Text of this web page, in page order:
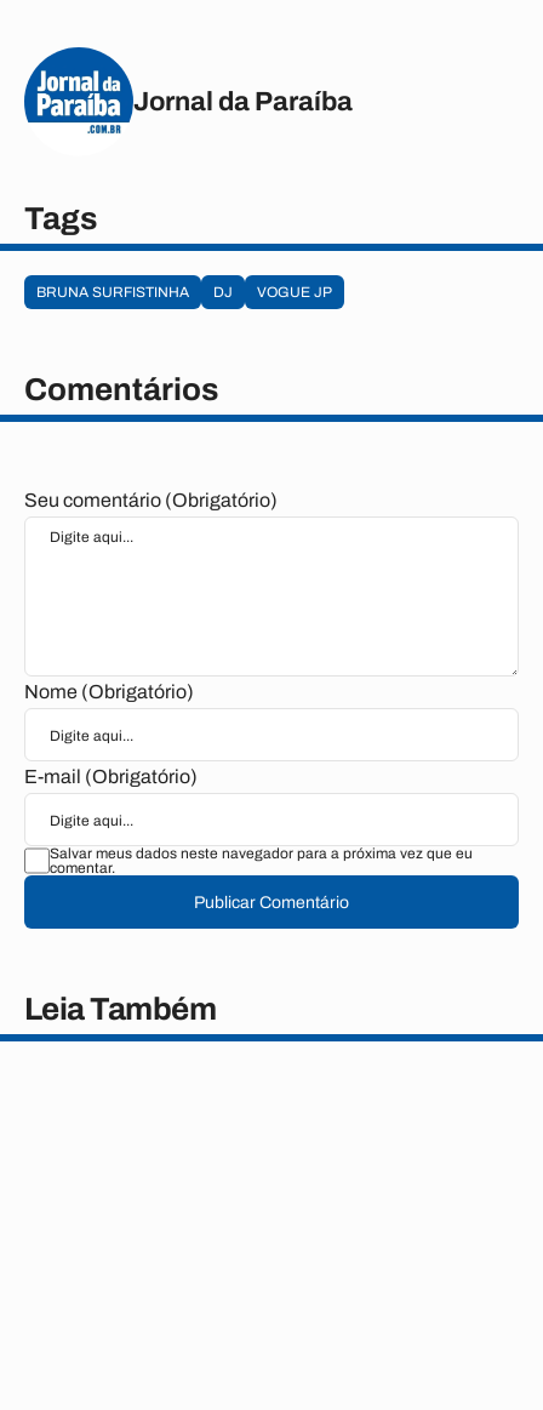
Jornal da Paraíba
Tags
BRUNA SURFISTINHA DJ VOGUE JP
Comentários
Seu comentário (Obrigatório)
Nome (Obrigatório)
E-mail (Obrigatório)
Salvar meus dados neste navegador para a próxima vez que eu
comentar.
Publicar Comentário
Leia Também